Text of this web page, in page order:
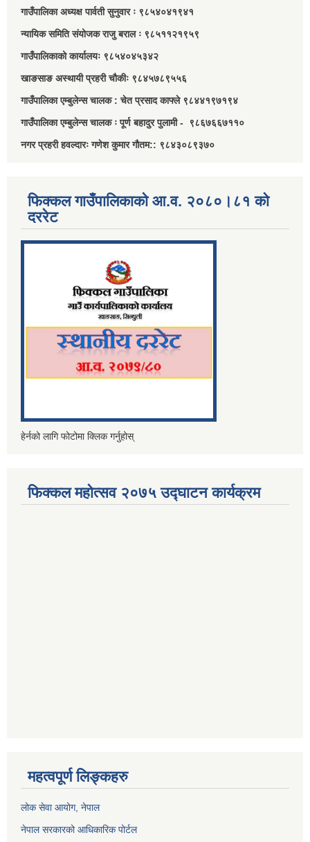
गाउँपालिका अध्यक्ष पार्वती सुनुवार ः ९८५४०४१९४१
न्यायिक समिति संयोजक राजु बराल ः ९८५११२१९५९
गाउँपालिकाको कार्यालयः ९८५४०४५३४२
खाङसाङ अस्थायी प्रहरी चौकीः ९८४५७८९५५६
गाउँपालिका एम्बुलेन्स चालक : चेत प्रसाद काफ्ले ९८४४१९७१९४
गाउँपालिका एम्बुलेन्स चालक ः पूर्ण बहादुर पुलामी - ९८६७६६७११०
नगर प्रहरी हवल्दारः गणेश कुमार गौतम:: ९८४३०८९३७०
फिक्कल गाउँपालिकाको आ.व. २०८०।८१ को
दररेट
हेर्नको लागि फोटोमा क्लिक गर्नुहोस्
फिक्कल महोत्सव २०७५ उद्घाटन कार्यक्रम
महत्वपूर्ण लिङ्कहरु
लोक सेवा आयोग, नेपाल
नेपाल सरकारको आधिकारिक पोर्टल